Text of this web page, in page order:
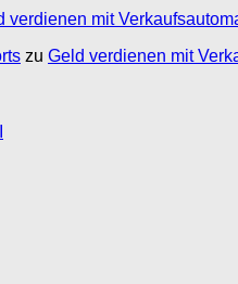
verdienen mit
zu Geld verdienen mit